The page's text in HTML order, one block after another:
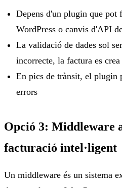
Depens d'un plugin que pot
WordPress o canvis d'API
La validació de dades sol
incorrecte, la factura es
En pics de trànsit, el plugin
errors
Opció 3: Middleware
facturació intel·ligent
Un middleware és un sistema